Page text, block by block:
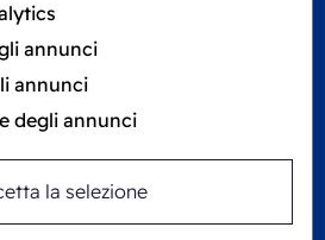
annunci
annunci
degli annunci
la selezione